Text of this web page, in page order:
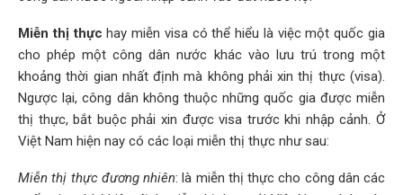
Miễn thị thựchay miễn visa có thể hiểu là việc một quốc gia
cho phép một công dân nước khác vào lưu trú trong một
khoảng thời gian nhất định mà không phải xin thị thực (visa).
Ngược lại, công dân không thuộc những quốc gia được miễn
thị thực, bắt buộc phải xin được visa trước khi nhập cảnh. Ở
Việt Nam hiện nay có các loại miễn thị thực như sau:
Miễn thị thực đương nhiên: là miễn thị thực cho công dân các